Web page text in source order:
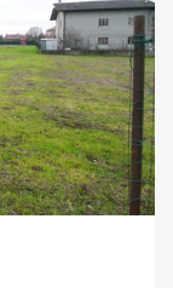
Commerciale: